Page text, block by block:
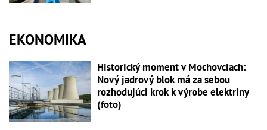
EKONOMIKA
Historický moment v Mochovciach:
Nový jadrový blok má za sebou
rozhodujúci krok k výrobe elektriny
(foto)